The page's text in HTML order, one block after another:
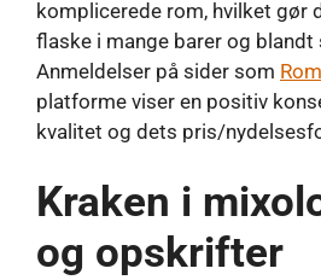
komplicerede rom, hvilket gør
flaske i mange barer og
Anmeldelser på sider som
platforme viser en positiv
kvalitet og dets pris/
Kraken i
og opskrifter